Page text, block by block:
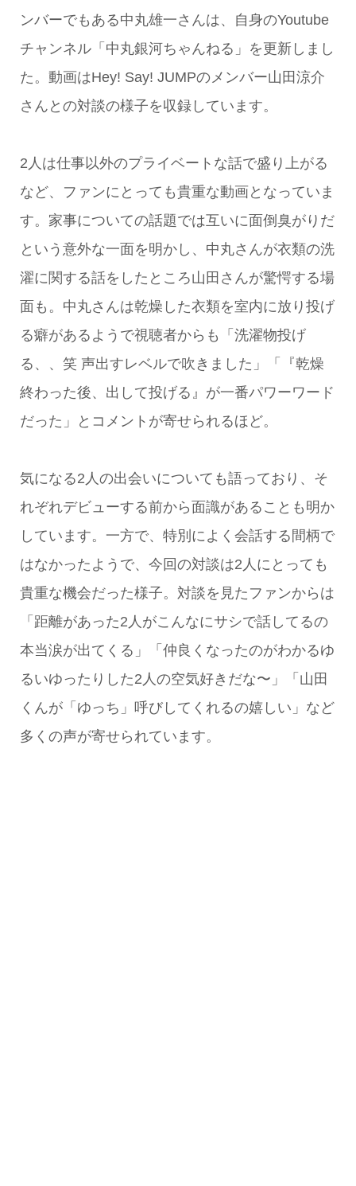
ンバーでもある中丸雄一さんは、自身のYoutube
チャンネル「中丸銀河ちゃんねる」を更新しまし
た。動画はHey! Say! JUMPのメンバー山田涼介
さんとの対談の様子を収録しています。
2人は仕事以外のプライベートな話で盛り上がる
など、ファンにとっても貴重な動画となっていま
す。家事についての話題では互いに面倒臭がりだ
という意外な一面を明かし、中丸さんが衣類の洗
濯に関する話をしたところ山田さんが驚愕する場
面も。中丸さんは乾燥した衣類を室内に放り投げ
る癖があるようで視聴者からも「洗濯物投げ
る、、笑 声出すレベルで吹きました」「『乾燥
終わった後、出して投げる』が一番パワーワード
だった」とコメントが寄せられるほど。
気になる2人の出会いについても語っており、そ
れぞれデビューする前から面識があることも明か
しています。一方で、特別によく会話する間柄で
はなかったようで、今回の対談は2人にとっても
貴重な機会だった様子。対談を見たファンからは
「距離があった2人がこんなにサシで話してるの
本当涙が出てくる」「仲良くなったのがわかるゆ
るいゆったりした2人の空気好きだな〜」「山田
くんが「ゆっち」呼びしてくれるの嬉しい」など
多くの声が寄せられています。